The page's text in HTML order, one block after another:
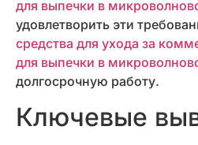
для выпечки в
удовлетворить эти
средства для ухода за
для выпечки в
долгосрочную работу.
Ключевые